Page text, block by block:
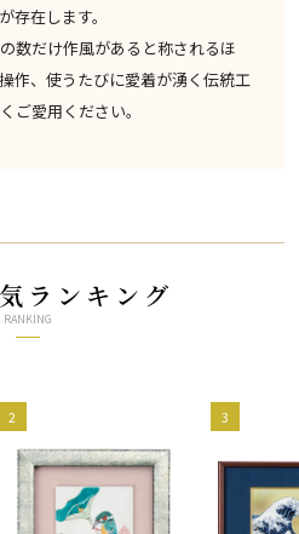
存在します。
数だけ作風があると称されるほ
作、使うたびに愛着が湧く伝統工
ご愛用ください。
ランキング
RANKING
2 3